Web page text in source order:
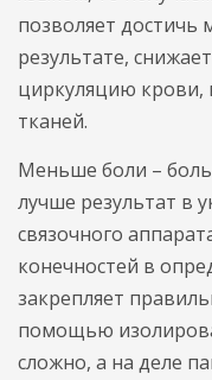
позволяет достичь
результате,
циркуляцию крови,
тканей.
Меньше боли –
лучше результат в
связочного
конечностей в
закрепляет
помощью
сложно, а на деле